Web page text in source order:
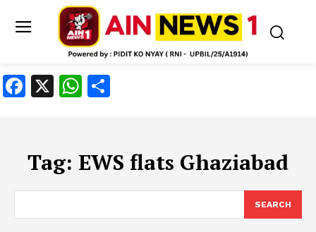
Facebook
X WhatsApp
Tag: EWS flats Ghaziabad
SEARCH